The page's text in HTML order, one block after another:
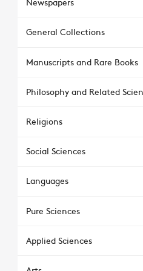
General Collections
Manuscripts and Rare Books
Philosophy and Related
Religions
Social Sciences
Languages
Pure Sciences
Applied Sciences